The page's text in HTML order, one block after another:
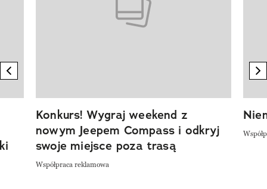
previous element
Konkurs! Wygraj weekend z
nowym Jeepem Compass i odkryj
swoje miejsce poza trasą
Współpraca reklamowa